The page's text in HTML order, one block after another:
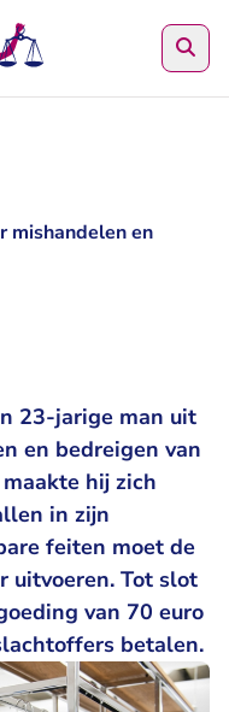
mishandelen en
23-jarige man uit
en bedreigen van
hij zich
in zijn
feiten moet de
uitvoeren. Tot slot
van 70 euro
betalen.